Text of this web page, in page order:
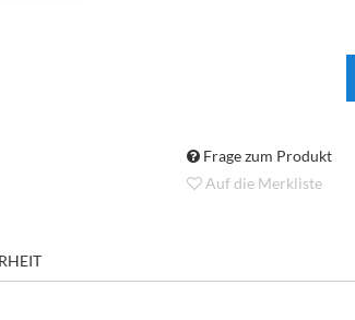
Frage zum Produkt
Auf die Merkliste